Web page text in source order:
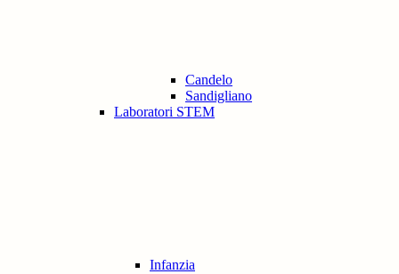
Candelo
Sandigliano
Laboratori STEM
Infanzia